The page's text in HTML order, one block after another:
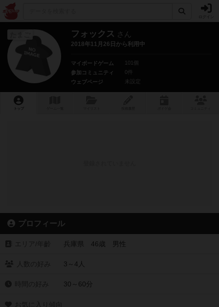
フォックス さん
2018年11月26日から利用中
マイボードゲーム
101個
参加コミュニティ
0件
ウェブページ
未設定
トップ
プロフィール
兵庫県 46歳 男性
3～4人
30～60分